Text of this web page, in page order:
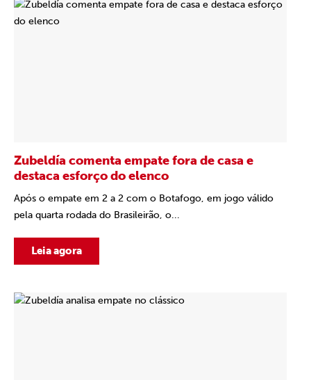
Zubeldía comenta empate fora de casa e
destaca esforço do elenco
Após o empate em 2 a 2 com o Botafogo, em jogo válido
pela quarta rodada do Brasileirão, o...
Leia agora